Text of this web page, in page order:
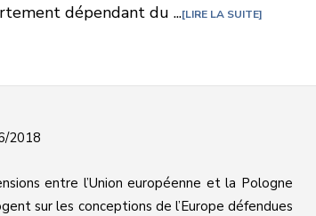
dépendant du ... LIRE LA SUITE
2018
entre l’Union européenne et la Pologne
sur les conceptions de l’Europe défendues